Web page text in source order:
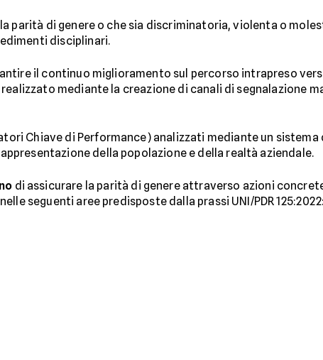
parità di genere o che sia discriminatoria, violenta o
disciplinari.
il continuo miglioramento sul percorso intrapreso
mediante la creazione di canali di segnalazione
Chiave di Performance) analizzati mediante un
della popolazione e della realtà aziendale.
di assicurare la parità di genere attraverso azioni
seguenti aree predisposte dalla prassi UNI/PDR 125:2022: